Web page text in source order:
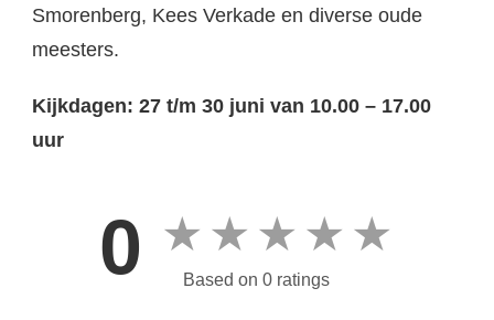
Smorenberg, Kees Verkade en diverse oude
meesters.
Kijkdagen: 27 t/m 30 juni van 10.00 – 17.00
uur
0 ★ ★ ★ ★ ★
Based on 0 ratings